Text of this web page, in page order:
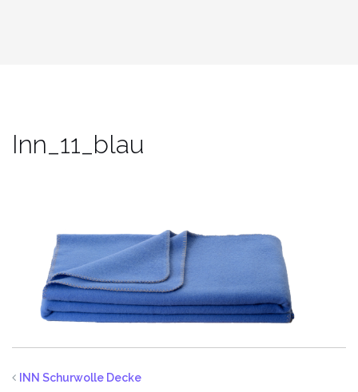
Inn_11_blau
INN Schurwolle Decke